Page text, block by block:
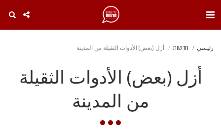
رئيسي חדשות أزل (بعض) الأدوات الثقيلة من المدينة
أزل (بعض) الأدوات الثقيلة
من المدينة